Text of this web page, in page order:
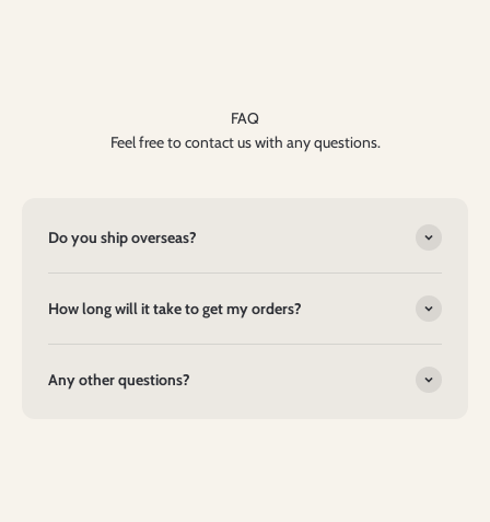
FAQ
Feel free to contact us with any questions.
Do you ship overseas?
How long will it take to get my orders?
Any other questions?